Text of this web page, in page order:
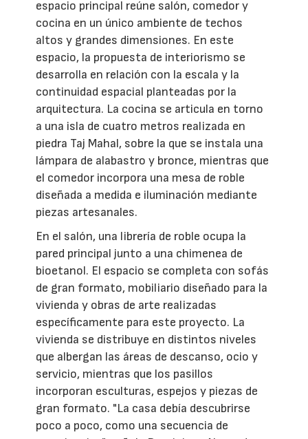
espacio principal reúne salón, comedor y
cocina en un único ambiente de techos
altos y grandes dimensiones. En este
espacio, la propuesta de interiorismo se
desarrolla en relación con la escala y la
continuidad espacial planteadas por la
arquitectura. La cocina se articula en torno
a una isla de cuatro metros realizada en
piedra Taj Mahal, sobre la que se instala una
lámpara de alabastro y bronce, mientras que
el comedor incorpora una mesa de roble
diseñada a medida e iluminación mediante
piezas artesanales.
En el salón, una librería de roble ocupa la
pared principal junto a una chimenea de
bioetanol. El espacio se completa con sofás
de gran formato, mobiliario diseñado para la
vivienda y obras de arte realizadas
específicamente para este proyecto. La
vivienda se distribuye en distintos niveles
que albergan las áreas de descanso, ocio y
servicio, mientras que los pasillos
incorporan esculturas, espejos y piezas de
gran formato. "La casa debía descubrirse
poco a poco, como una secuencia de